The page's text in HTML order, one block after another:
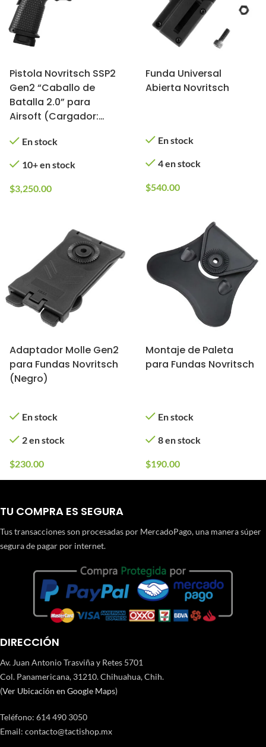
Pistola Novritsch SSP2
Gen2 “Caballo de
Batalla 2.0” para
Airsoft (Cargador:
En stock
10+ en stock
$3,250.00
Funda Universal
Abierta Novritsch
En stock
4 en stock
$540.00
Adaptador Molle Gen2
para Fundas Novritsch
(Negro)
En stock
2 en stock
$230.00
Montaje de Paleta
para Fundas Novritsch
En stock
8 en stock
$190.00
TU COMPRA ES SEGURA
Tus transacciones son procesadas por MercadoPago, una manera súper
segura de pagar por internet.
DIRECCIÓN
Av. Juan Antonio Trasviña y Retes 5701
Col. Panamericana, 31210. Chihuahua, Chih.
(Ver Ubicación en Google Maps)
Teléfono: 614 490 3050
Email: contacto@tactishop.mx